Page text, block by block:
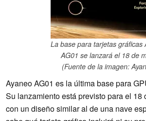
La base para tarjetas gráficas
AG01 se lanzará el 18 de
(Fuente de la imagen:
Ayaneo AG01 es la última base para
Su lanzamiento está previsto para el 18
con un diseño similar al de una nave